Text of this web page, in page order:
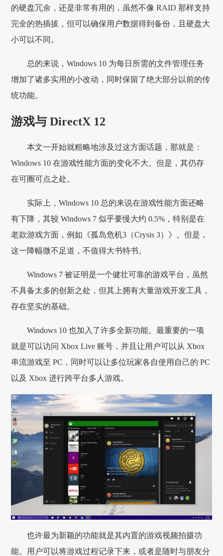
的硬盘冗余，还是非常有用的，虽然不像 RAID 那样支持
完全的热插拔，但可以确保用户数据得到备份，且硬盘大
小可以不同。
总的来说，Windows 10 为每日所需的文件管理任务
增加了诸多实用的小改动，同时保留了绝大部分以前的传
统功能。
游戏与 DirectX 12
本文一开始就粗略地涉及过这方面话题，那就是：
Windows 10 在游戏性能方面的变化不大。但是，其仍存
在可圈可点之处。
实际上，Windows 10 总的来说在游戏性能方面还略
有下降，其较 Windows 7 似乎要慢大约 0.5%，特别是在
老款游戏方面，例如《孤岛危机3（Crysis 3）》。但是，
这一降幅微不足道，不值得大书特书。
Windows 7 被证明是一个健壮可靠的游戏平台，虽然
不具备太多的创新之处，但其上拥有大量游戏开发工具，
存在坚实的基础。
Windows 10 也加入了许多全新功能。最重要的一项
就是可以访问 Xbox Live 账号，并且让用户可以从 Xbox
串流游戏至 PC，同时可以让多位玩家各自使用自己的 PC
以及 Xbox 进行跨平台多人游戏。
也许最为新颖的功能就是其内置的游戏视频拍摄功
能。用户可以将游戏过程记录下来，或者是随时与朋友分